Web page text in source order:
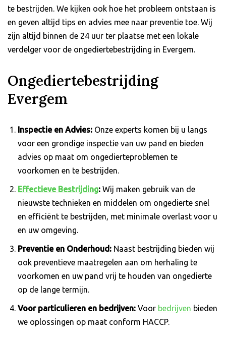
te bestrijden. We kijken ook hoe het probleem ontstaan is
en geven altijd tips en advies mee naar preventie toe. Wij
zijn altijd binnen de 24 uur ter plaatse met een lokale
verdelger voor de ongediertebestrijding in Evergem.
Ongediertebestrijding
Evergem
Inspectie en Advies: Onze experts komen bij u langs
voor een grondige inspectie van uw pand en bieden
advies op maat om ongedierteproblemen te
voorkomen en te bestrijden.
Effectieve Bestrijding: Wij maken gebruik van de
nieuwste technieken en middelen om ongedierte snel
en efficiënt te bestrijden, met minimale overlast voor u
en uw omgeving.
Preventie en Onderhoud: Naast bestrijding bieden wij
ook preventieve maatregelen aan om herhaling te
voorkomen en uw pand vrij te houden van ongedierte
op de lange termijn.
Voor particulieren en bedrijven: Voor bedrijven bieden
we oplossingen op maat conform HACCP.